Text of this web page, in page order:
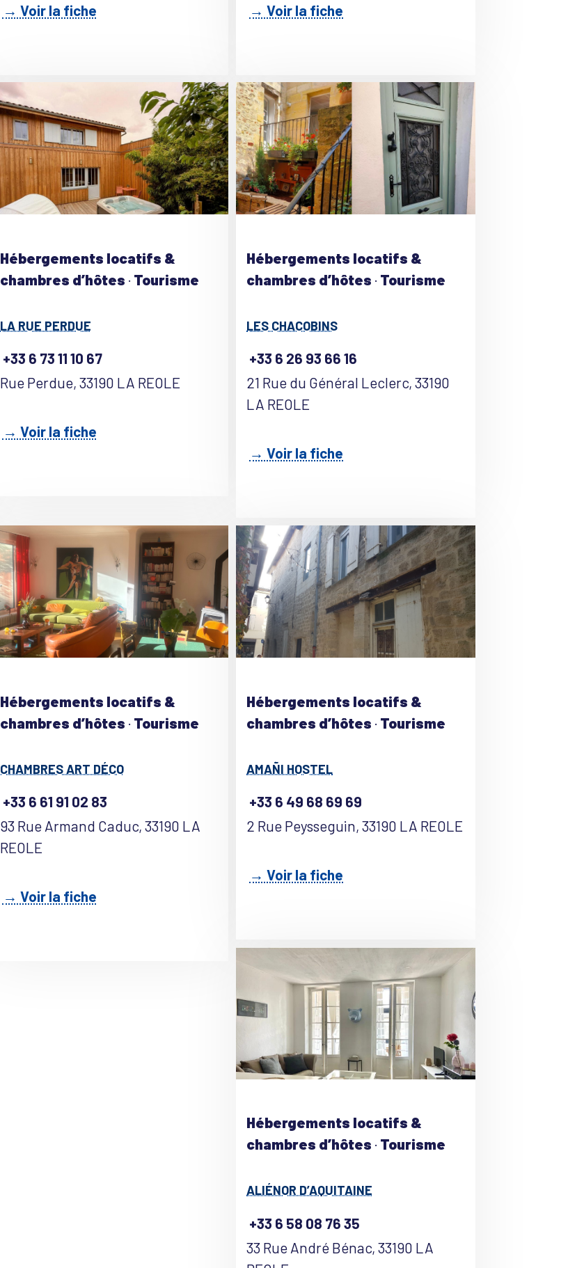
→ Voir la fiche → Voir la fiche
Hébergements locatifs &
chambres d’hôtes · Tourisme
LA RUE PERDUE
+33 6 73 11 10 67
Rue Perdue, 33190 LA REOLE
→ Voir la fiche
Hébergements locatifs &
chambres d’hôtes · Tourisme
LES CHACOBINS
+33 6 26 93 66 16
21 Rue du Général Leclerc, 33190
LA REOLE
→ Voir la fiche
Hébergements locatifs &
chambres d’hôtes · Tourisme
CHAMBRES ART DÉCO
+33 6 61 91 02 83
93 Rue Armand Caduc, 33190 LA
REOLE
→ Voir la fiche
Hébergements locatifs &
chambres d’hôtes · Tourisme
AMAÑI HOSTEL
+33 6 49 68 69 69
2 Rue Peysseguin, 33190 LA REOLE
→ Voir la fiche
Hébergements locatifs &
chambres d’hôtes · Tourisme
ALIÉNOR D’AQUITAINE
+33 6 58 08 76 35
33 Rue André Bénac, 33190 LA